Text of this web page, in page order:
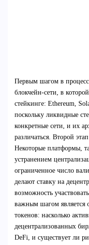
Первым шагом в
блокчейн-сети, в
стейкинге: Ethereum,
поскольку ликвидные
конкретные сети, и их
различаться. Второй
Некоторые платформы,
устранением
ограниченное число
делают ставку на
возможность
важным шагом является
токенов: насколько
децентрализованных
DeFi, и существует ли